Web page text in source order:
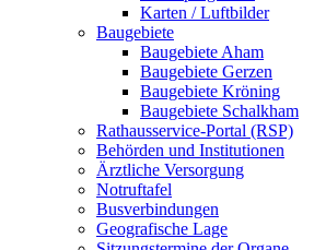
Karten / Luftbilder
Baugebiete
Baugebiete Aham
Baugebiete Gerzen
Baugebiete Kröning
Baugebiete Schalkham
Rathausservice-Portal (RSP)
Behörden und Institutionen
Ärztliche Versorgung
Notruftafel
Busverbindungen
Geografische Lage